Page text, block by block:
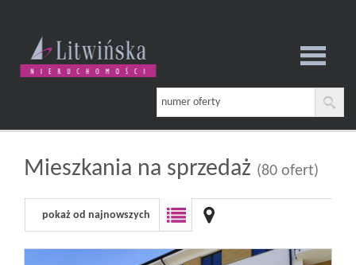
Strona
główna
Mieszkania na sprzedaż (80 ofert)
pokaż od najnowszych